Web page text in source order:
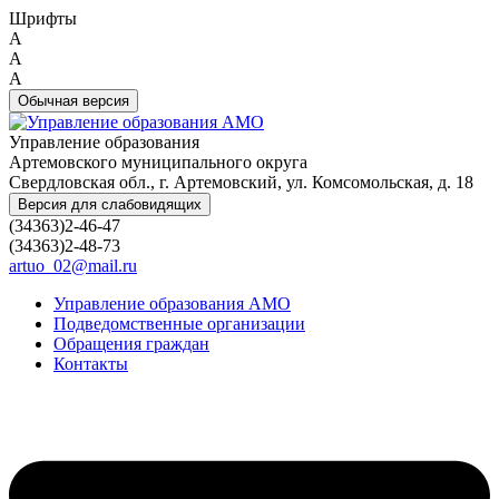
Шрифты
A
A
A
Обычная версия
Управление образования
Артемовского муниципального округа
Свердловская обл., г. Артемовский, ул. Комсомольская, д. 18
Версия для слабовидящих
(34363)2-46-47
(34363)2-48-73
artuo_02@mail.ru
Управление образования АМО
Подведомственные организации
Обращения граждан
Контакты